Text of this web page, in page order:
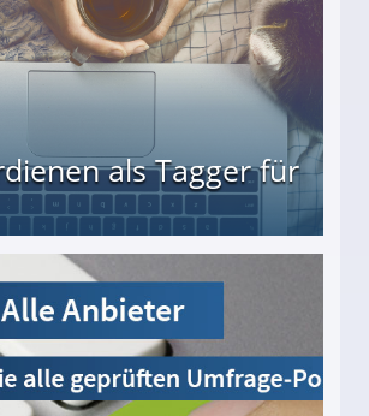
als Tagger für